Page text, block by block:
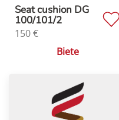
Seat cushion DG
100/101/2
150€
Biete